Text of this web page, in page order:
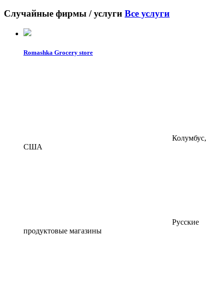
Случайные фирмы / услуги Все услуги
Romashka Grocery store
Колумбус,
США
Русские
продуктовые магазины